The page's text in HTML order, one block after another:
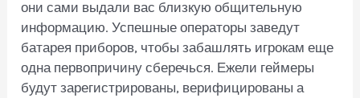
они сами выдали вас близкую общительную
информацию. Успешные операторы заведут
батарея приборов, чтобы забашлять игрокам еще
одна первопричину сберечься. Ежели геймеры
будут зарегистрированы, верифицированы а